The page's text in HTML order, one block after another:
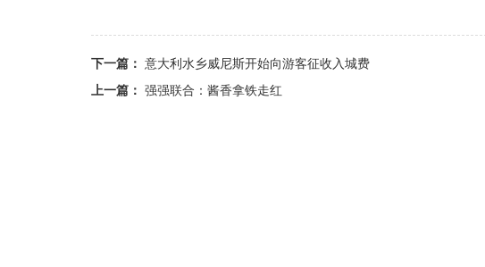
下一篇： 意大利水乡威尼斯开始向游客征收入城费
上一篇： 强强联合：酱香拿铁走红